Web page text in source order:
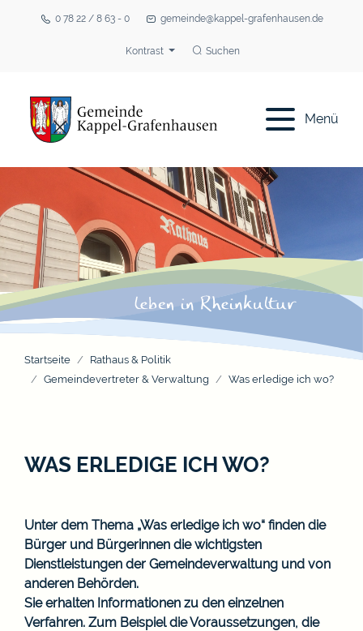
0 78 22 / 8 63 - 0 gemeinde@kappel-grafenhausen.de
Kontrast Suchen
Menü
Startseite
Rathaus & Politik
Gemeindevertreter & Verwaltung
Was erledige ich wo?
WAS ERLEDIGE ICH WO?
Unter dem Thema „Was erledige ich wo“ finden die
Bürger und Bürgerinnen die wichtigsten
Dienstleistungen der Gemeindeverwaltung und von
anderen Behörden.
Sie erhalten Informationen zu den einzelnen
Verfahren. Zum Beispiel die Voraussetzungen, die